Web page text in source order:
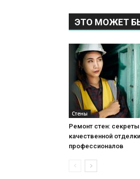
ЭТО МОЖЕТ
Стены
Ремонт стен: секреты
качественной
профессионалов